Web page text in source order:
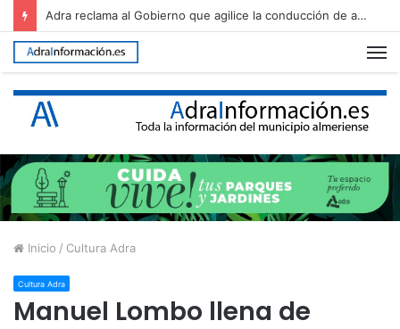
Adra reclama al Gobierno que agilice la conducción de agua desalada desde el Campo de Dalías
Inicio / Cultura Adra
Cultura Adra
Manuel Lombo llena de